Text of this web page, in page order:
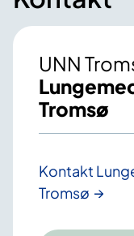
UNN
Tromsø
Kontakt
Tromsø